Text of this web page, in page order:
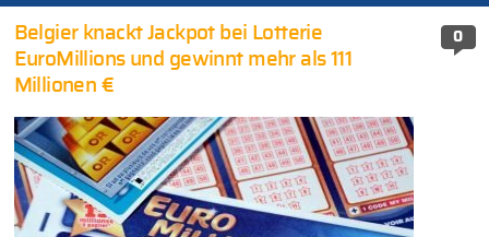
0
Belgier knackt Jackpot bei Lotterie
EuroMillions und gewinnt mehr als 111
Millionen €